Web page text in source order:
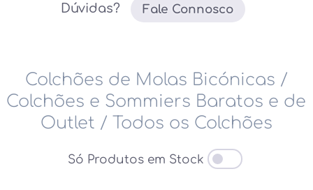
Dúvidas? Fale Connosco
Colchões de Molas Bicónicas /
Colchões e Sommiers Baratos e de
Outlet / Todos os Colchões
Só Produtos em Stock